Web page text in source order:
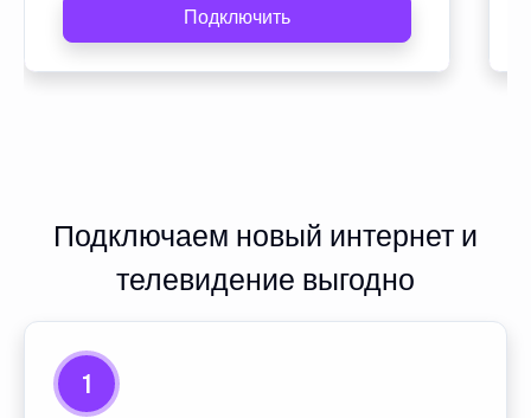
Подключить
Подключаем новый интернет и
телевидение выгодно
1